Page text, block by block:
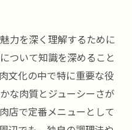
力を深く理解するために
ついて知識を深めること
文化の中で特に重要な役
な肉質とジューシーさが
店で定番メニューとして